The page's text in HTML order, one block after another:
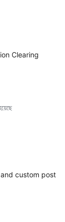
Clearing
custom post